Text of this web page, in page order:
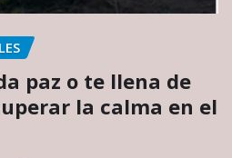
paz o te llena de
la calma en el